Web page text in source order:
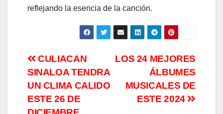
reflejando la esencia de la canción.
Navegación
de
entradas
LOS 24 MEJORES
ÁLBUMES
MUSICALES DE
ESTE 2024
CULIACAN
SINALOA TENDRA
UN CLIMA CALIDO
ESTE 26 DE